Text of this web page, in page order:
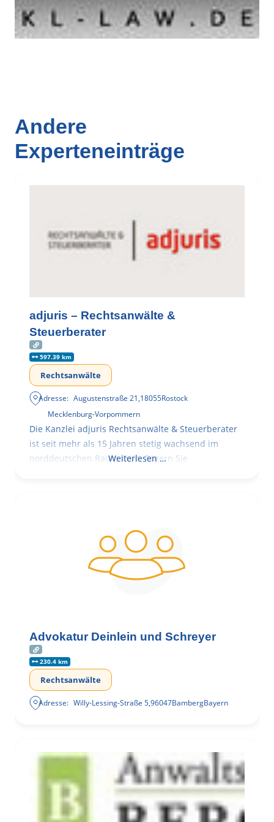
Andere
Experteneinträge
adjuris – Rechtsanwälte &
Steuerberater
597.39 km
Rechtsanwälte
Adresse: Augustenstraße 21,18055Rostock
Mecklenburg-Vorpommern
Die Kanzlei adjuris Rechtsanwälte & Steuerberater
ist seit mehr als 15 Jahren stetig wachsend im
norddeutschen Raum tätig. Zögern Sie
Weiterlesen …
Advokatur Deinlein und Schreyer
230.4 km
Rechtsanwälte
Adresse: Willy-Lessing-Straße 5,96047BambergBayern